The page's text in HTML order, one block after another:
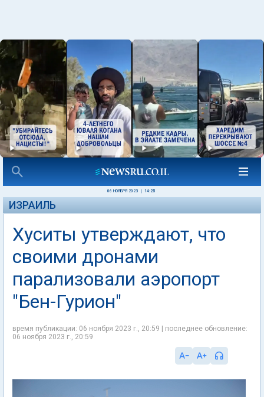
06 НОЯБРЯ 2023 14:25
ИЗРАИЛЬ
Хуситы утверждают, что
своими дронами
парализовали аэропорт
"Бен-Гурион"
время публикации: 06 ноября 2023 г., 20:59 | последнее обновление:
06 ноября 2023 г., 20:59